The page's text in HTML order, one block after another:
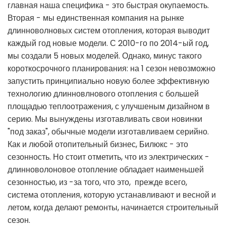
главная наша специфика - это быстрая окупаемость.
Вторая - мы единственная компания на рынке
длинноволновых систем отопления, которая выводит
каждый год новые модели. С 2010-го по 2014-ый год,
мы создали 5 новых моделей. Однако, минус такого
короткосрочного планирования: на 1 сезон невозможно
запустить принципиально новую более эффективную
технологию длинновлнового отопления с большей
площадью теплоотражения, с улучшеным дизайном в
серию. Мы вынуждены изготавливать свои новинки
"под заказ", обычные модели изготавливаем серийно.
Как и любой отопительный бизнес, Билюкс - это
сезонность. Но стоит отметить, что из электрических -
длинноволоновое отопление обладает наименьшей
сезонностью, из -за того, что это, прежде всего,
система отопления, которую устанавливают и весной и
летом, когда делают ремонты, начинается строительный
сезон.